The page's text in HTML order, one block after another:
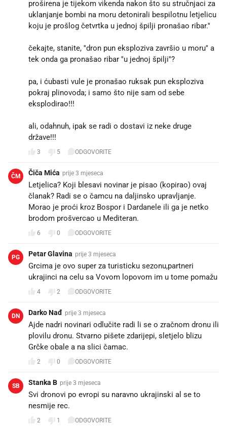
proširena je tijekom vikenda nakon što su stručnjaci za
uklanjanje bombi na moru detonirali bespilotnu letjelicu
koju je prošlog četvrtka u jednoj špilji pronašao ribar.''
čekajte, stanite, ''dron pun eksploziva završio u moru'' a
tek onda ga pronašao ribar ''u jednoj špilji''?
pa, i ćubasti vule je pronašao ruksak pun eksploziva
pokraj plinovoda; i samo što nije sam od sebe
eksplodirao!!!
ali, odahnuh, ipak se radi o dostavi iz neke druge
države!!!
3 5 ODGOVORITE
ČM Čiča Mića prije 3 mjeseca
Letjelica? Koji blesavi novinar je pisao (kopirao) ovaj
članak? Radi se o čamcu na daljinsko upravljanje.
Morao je proći kroz Bospor i Dardanele ili ga je netko
brodom prošvercao u Mediteran.
6 0 ODGOVORITE
PG Petar Glavina prije 3 mjeseca
Grcima je ovo super za turisticku sezonu,partneri
ukrajinci na celu sa Vovom lopovom im u tome pomažu
4 2 ODGOVORITE
DN Darko Nađ prije 3 mjeseca
Ajde nadri novinari odlučite radi li se o zračnom dronu ili
plovilu dronu. Stvarno pišete zdarijepi, sletjelo blizu
Grčke obale a na slici čamac.
2 0 ODGOVORITE
SB Stanka B prije 3 mjeseca
Svi dronovi po evropi su naravno ukrajinski al se to
nesmije rec.
2 1 ODGOVORITE